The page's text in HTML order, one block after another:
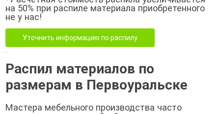
на 50% при распиле материала приобретенного
не у нас!
Уточнить информацию по распилу
Распил материалов по
размерам в Первоуральске
Мастера мебельного производства часто